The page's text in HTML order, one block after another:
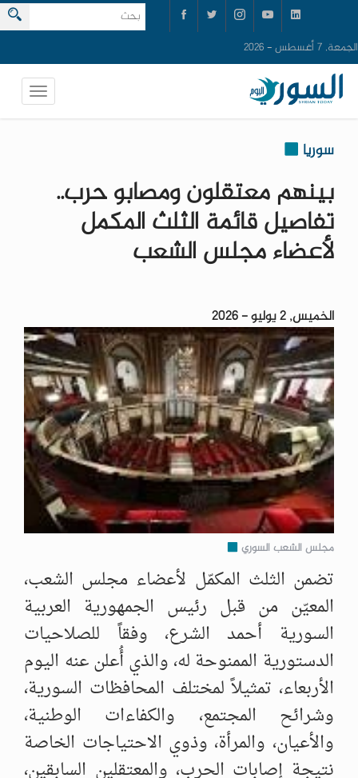
الجمعة, 7 أغسطس - 2026
سوريا
بينهم معتقلون ومصابو حرب..
تفاصيل قائمة الثلث المكمل
لأعضاء مجلس الشعب
الخميس, 2 يوليو - 2026
مجلس الشعب السوري
تضمن الثلث المكمّل لأعضاء مجلس الشعب،
المعيّن من قبل رئيس الجمهورية العربية
‌‏السورية أحمد الشرع، وفقاً للصلاحيات
الدستورية الممنوحة له، والذي أُعلن عنه اليوم
‌‏الأربعاء، تمثيلاً لمختلف المحافظات السورية،
وشرائح المجتمع، والكفاءات الوطنية،
‌‏والأعيان، والمرأة، وذوي الاحتياجات الخاصة
نتيجة إصابات الحرب، والمعتقلين ‌‏السابقين،